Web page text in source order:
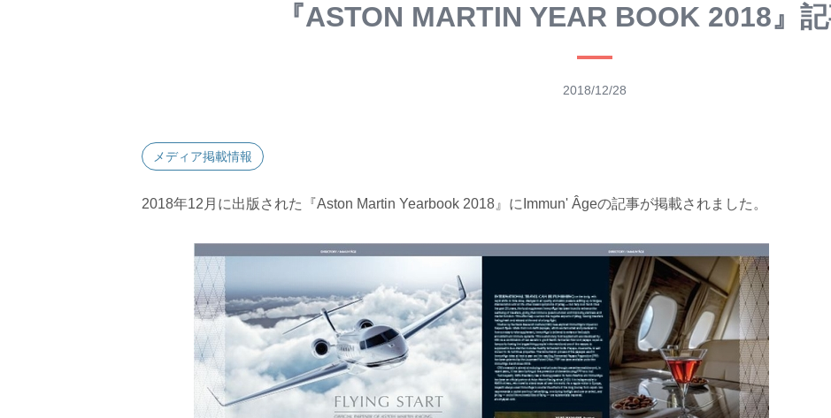
『ASTON MARTIN YEAR BOOK 2018』
2018/12/28
メディア掲載情報
2018年12月に出版された『Aston Martin Yearbook 2018』にImmun' Âgeの記事が掲載されました。